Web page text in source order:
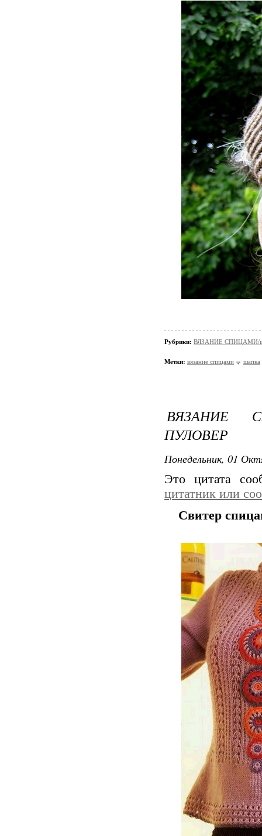
Рубрики: ВЯЗАНИЕ СПИЦАМИ/
Метки: вязание спицами шапка
ВЯЗАНИЕ
ПУЛОВЕР
Понедельник, 01
Это цитата
цитатник или
Свитер